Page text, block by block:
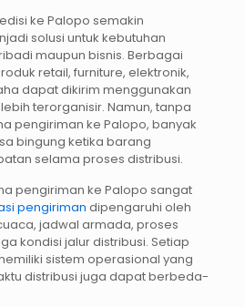
ke Palopo semakin
solusi untuk kebutuhan
maupun bisnis. Berbagai
retail, furniture, elektronik,
dapat dikirim menggunakan
terorganisir. Namun, tanpa
pengiriman ke Palopo, banyak
bingung ketika barang
selama proses distribusi.
pengiriman ke Palopo sangat
pengiriman dipengaruhi oleh
jadwal armada, proses
kondisi jalur distribusi. Setiap
sistem operasional yang
distribusi juga dapat berbeda-